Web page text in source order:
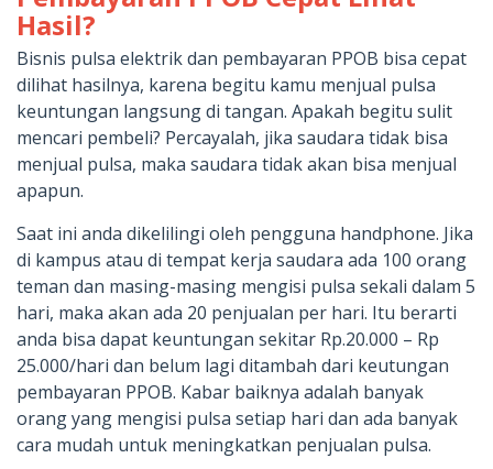
Hasil?
Bisnis pulsa elektrik dan pembayaran PPOB bisa cepat
dilihat hasilnya, karena begitu kamu menjual pulsa
keuntungan langsung di tangan. Apakah begitu sulit
mencari pembeli? Percayalah, jika saudara tidak bisa
menjual pulsa, maka saudara tidak akan bisa menjual
apapun.
Saat ini anda dikelilingi oleh pengguna handphone. Jika
di kampus atau di tempat kerja saudara ada 100 orang
teman dan masing-masing mengisi pulsa sekali dalam 5
hari, maka akan ada 20 penjualan per hari. Itu berarti
anda bisa dapat keuntungan sekitar Rp.20.000 – Rp
25.000/hari dan belum lagi ditambah dari keutungan
pembayaran PPOB. Kabar baiknya adalah banyak
orang yang mengisi pulsa setiap hari dan ada banyak
cara mudah untuk meningkatkan penjualan pulsa.